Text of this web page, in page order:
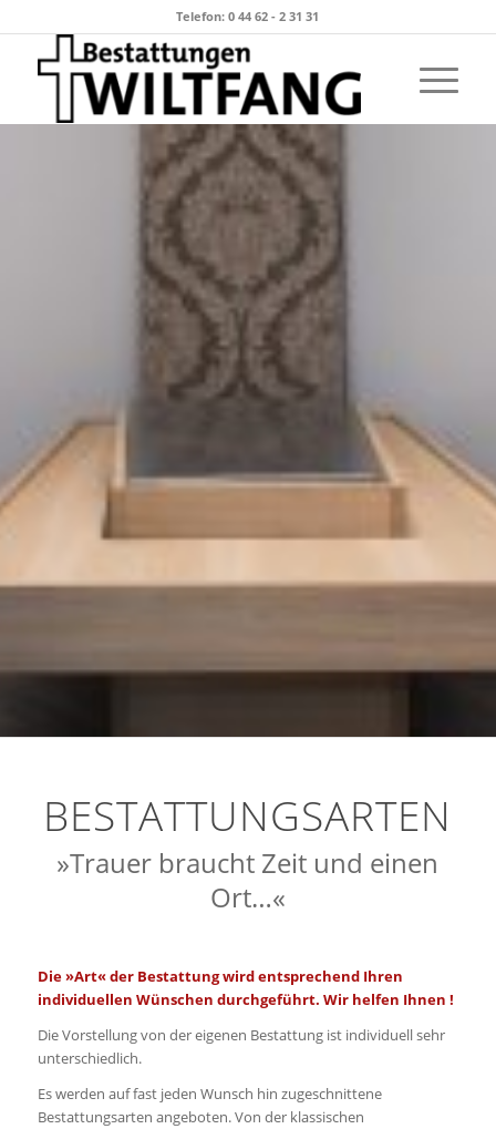
Telefon: 0 44 62 - 2 31 31
BESTATTUNGSARTEN
»Trauer braucht Zeit und einen
Ort…«
Die »Art« der Bestattung wird entsprechend Ihren
individuellen Wünschen durchgeführt. Wir helfen Ihnen !
Die Vorstellung von der eigenen Bestattung ist individuell sehr
unterschiedlich.
Es werden auf fast jeden Wunsch hin zugeschnittene
Bestattungsarten angeboten. Von der klassischen